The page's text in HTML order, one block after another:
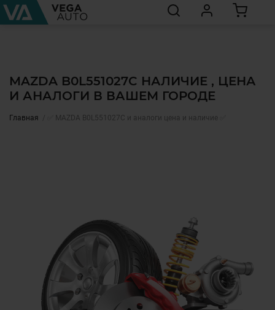
MAZDA B0L551027C НАЛИЧИЕ , ЦЕНА
И АНАЛОГИ В ВАШЕМ ГОРОДЕ
Главная ✅ MAZDA B0L551027C и аналоги цена и наличие ✅